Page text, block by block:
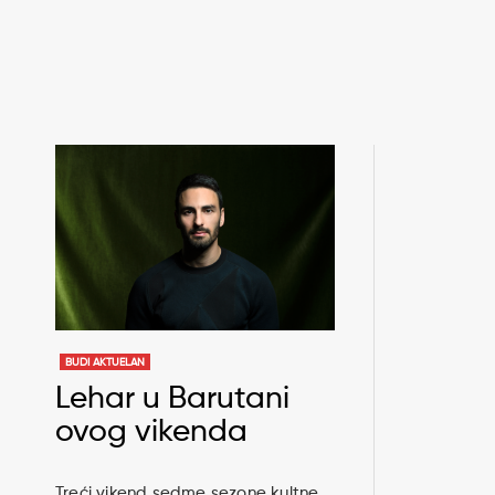
BUDI AKTUELAN
Lehar u Barutani
ovog vikenda